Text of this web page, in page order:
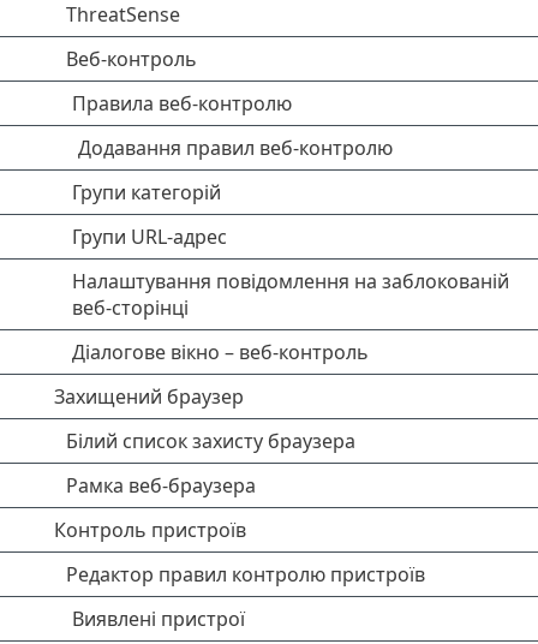
ThreatSense
Веб-контроль
Правила веб-контролю
Додавання правил веб-контролю
Групи категорій
Групи URL-адрес
Налаштування повідомлення на заблокованій
веб-сторінці
Діалогове вікно – веб-контроль
Захищений браузер
Білий список захисту браузера
Рамка веб-браузера
Контроль пристроїв
Редактор правил контролю пристроїв
Виявлені пристрої